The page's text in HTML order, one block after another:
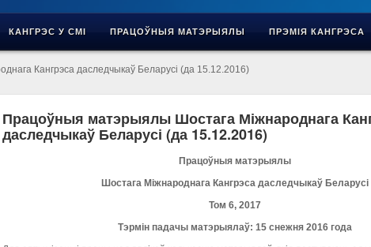
КАНГРЭС У СМІ ПРАЦОЎНЫЯ МАТЭРЫЯЛЫ ПРЭМІЯ КАНГРЭСА
Кангрэса даследчыкаў Беларусі (да 15.12.2016)
Працоўныя матэрыялы Шостага Міжнароднага
даследчыкаў Беларусі (да 15.12.2016)
Працоўныя матэрыялы
Шостага Міжнароднага Кангрэса даследчыкаў Беларусі
Том 6, 2017
Тэрмін падачы матэрыялаў: 15 снежня 2016 года